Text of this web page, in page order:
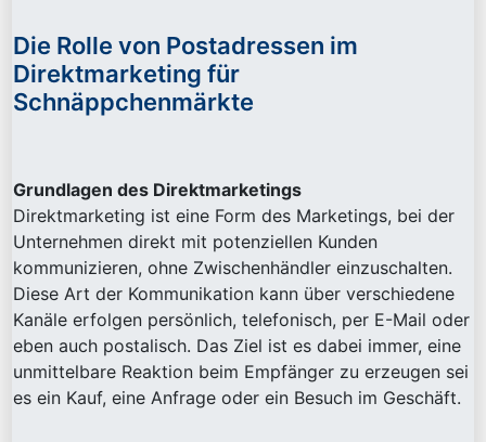
Die Rolle von Postadressen im
Direktmarketing für
Schnäppchenmärkte
Grundlagen des Direktmarketings
Direktmarketing ist eine Form des Marketings, bei der
Unternehmen direkt mit potenziellen Kunden
kommunizieren, ohne Zwischenhändler einzuschalten.
Diese Art der Kommunikation kann über verschiedene
Kanäle erfolgen persönlich, telefonisch, per E-Mail oder
eben auch postalisch. Das Ziel ist es dabei immer, eine
unmittelbare Reaktion beim Empfänger zu erzeugen sei
es ein Kauf, eine Anfrage oder ein Besuch im Geschäft.